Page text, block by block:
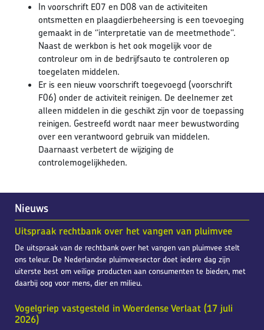
Nieuws
Uitspraak rechtbank over het vangen van pluimvee
De uitspraak van de rechtbank over het vangen van pluimvee stelt
ons teleur. De Nederlandse pluimveesector doet iedere dag zijn
uiterste best om veilige producten aan consumenten te bieden, met
daarbij oog voor mens, dier en milieu.
Vogelgriep vastgesteld in Woerdense Verlaat (17 juli
2026)
In voorschrift E07 en D08 van de activiteiten
ontsmetten en plaagdierbeheersing is een toevoeging
gemaakt in de ‘’interpretatie van de meetmethode’’.
Naast de werkbon is het ook mogelijk voor de
controleur om in de bedrijfsauto te controleren op
toegelaten middelen.
Er is een nieuw voorschrift toegevoegd (voorschrift
F06) onder de activiteit reinigen. De deelnemer zet
alleen middelen in die geschikt zijn voor de toepassing
reinigen. Gestreefd wordt naar meer bewustwording
over een verantwoord gebruik van middelen.
Daarnaast verbetert de wijziging de
controlemogelijkheden.